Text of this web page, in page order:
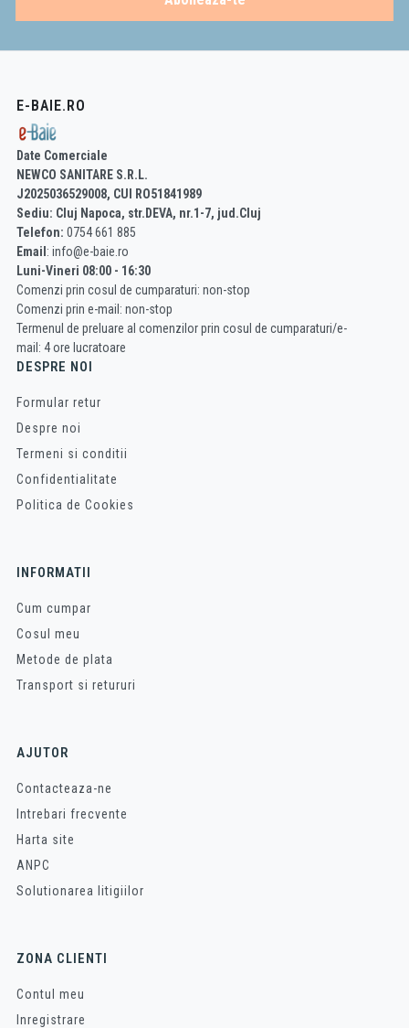
E-BAIE.RO
Date Comerciale
NEWCO SANITARE S.R.L.
J2025036529008, CUI RO51841989
Sediu: Cluj Napoca, str.DEVA, nr.1-7, jud.Cluj
Telefon: 0754 661 885
Email : info@e-baie.ro
Luni-Vineri 08:00 - 16:30
Comenzi prin cosul de cumparaturi: non-stop
Comenzi prin e-mail: non-stop
Termenul de preluare al comenzilor prin cosul de cumparaturi/e-
mail: 4 ore lucratoare
DESPRE NOI
Formular retur
Despre noi
Termeni si conditii
Confidentialitate
Politica de Cookies
INFORMATII
Cum cumpar
Cosul meu
Metode de plata
Transport si retururi
AJUTOR
Contacteaza-ne
Intrebari frecvente
Harta site
ANPC
Solutionarea litigiilor
ZONA CLIENTI
Contul meu
Inregistrare